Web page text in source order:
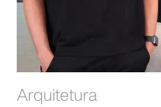
Arquitetura